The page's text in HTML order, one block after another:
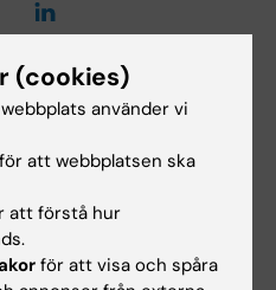
(cookies)
använder vi
att webbplatsen ska
att förstå hur
för att visa och spåra